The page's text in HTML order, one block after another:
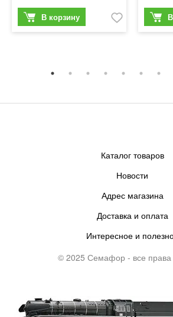
Каталог товаров
Новости
Адрес магазина
Доставка и оплата
Интересное и
© 2025 Семафор - все